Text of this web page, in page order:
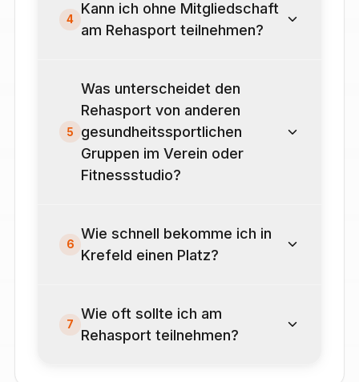
4
Kann ich ohne Mitgliedschaft
am Rehasport teilnehmen?
5
Was unterscheidet den
Rehasport von anderen
gesundheitssportlichen
Gruppen im Verein oder
Fitnessstudio?
6
Wie schnell bekomme ich in
Krefeld einen Platz?
7
Wie oft sollte ich am
Rehasport teilnehmen?